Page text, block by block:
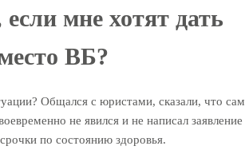
мне хотят дать
ВБ?
Общался с юристами, сказали, что сам
не явился и не написал заявление
по состоянию здоровья.